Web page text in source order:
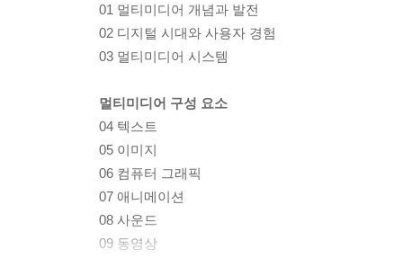
01 멀티미디어 개념과 발전
02 디지털 시대와 사용자 경험
03 멀티미디어 시스템
멀티미디어 구성 요소
04 텍스트
05 이미지
06 컴퓨터 그래픽
07 애니메이션
08 사운드
09 동영상